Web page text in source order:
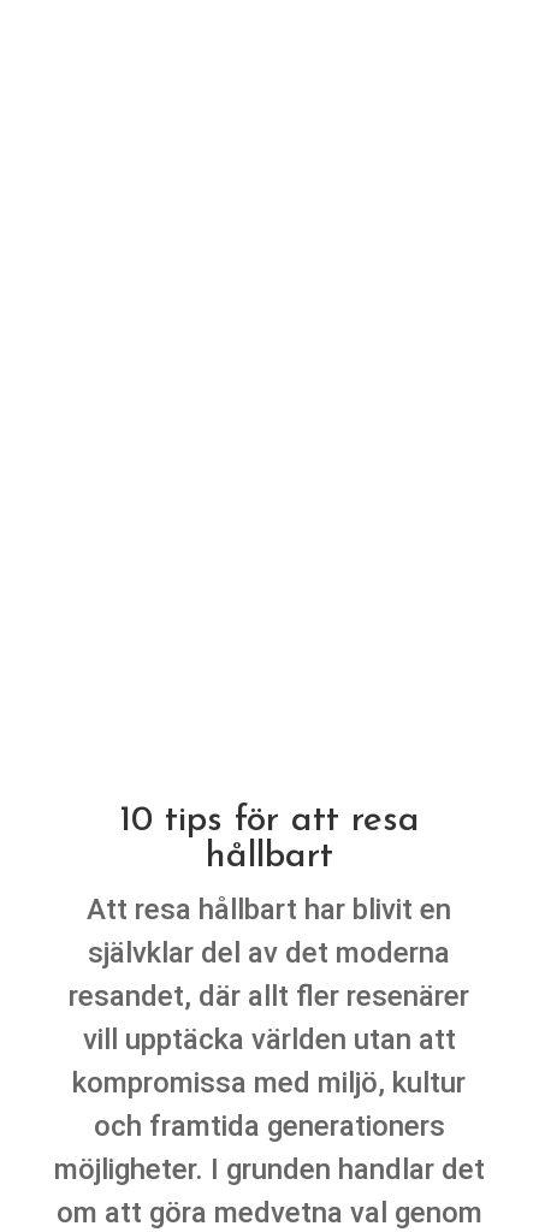
10 tips för att resa
hållbart
Att resa hållbart har blivit en
självklar del av det moderna
resandet, där allt fler resenärer
vill upptäcka världen utan att
kompromissa med miljö, kultur
och framtida generationers
möjligheter. I grunden handlar det
om att göra medvetna val genom